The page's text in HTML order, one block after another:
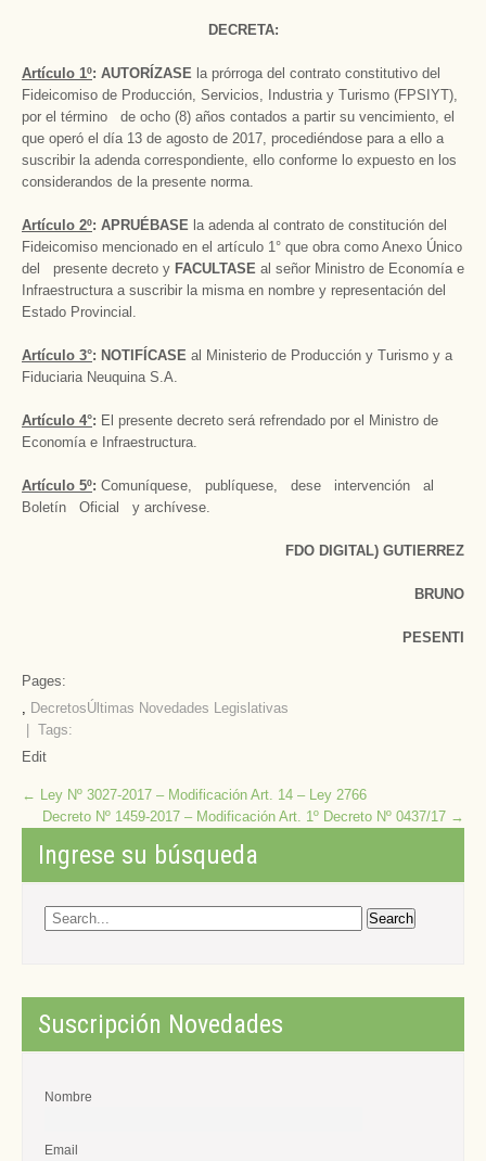
DECRETA:
Artículo 1º: AUTORÍZASE la prórroga del contrato constitutivo del
Fideicomiso de Producción, Servicios, Industria y Turismo (FPSIYT),
por el término de ocho (8) años contados a partir su vencimiento, el
que operó el día 13 de agosto de 2017, procediéndose para a ello a
suscribir la adenda correspondiente, ello conforme lo expuesto en los
considerandos de la presente norma.
Artículo 2º: APRUÉBASE la adenda al contrato de constitución del
Fideicomiso mencionado en el artículo 1° que obra como Anexo Único
del presente decreto y FACULTASE al señor Ministro de Economía e
Infraestructura a suscribir la misma en nombre y representación del
Estado Provincial.
Artículo 3°: NOTIFÍCASE al Ministerio de Producción y Turismo y a
Fiduciaria Neuquina S.A.
Artículo 4°: El presente decreto será refrendado por el Ministro de
Economía e Infraestructura.
Artículo 5º: Comuníquese, publíquese, dese intervención al
Boletín Oficial y archívese.
FDO DIGITAL) GUTIERREZ
BRUNO
PESENTI
Pages:
, DecretosÚltimas Novedades Legislativas
| Tags:
Edit
Post
navigation
← Ley Nº 3027-2017 – Modificación Art. 14 – Ley 2766
Decreto Nº 1459-2017 – Modificación Art. 1º Decreto Nº 0437/17 →
Ingrese su búsqueda
Suscripción Novedades
Nombre
Email